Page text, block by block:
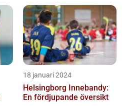
18 januari 2024
Helsingborg Innebandy:
En fördjupande översikt